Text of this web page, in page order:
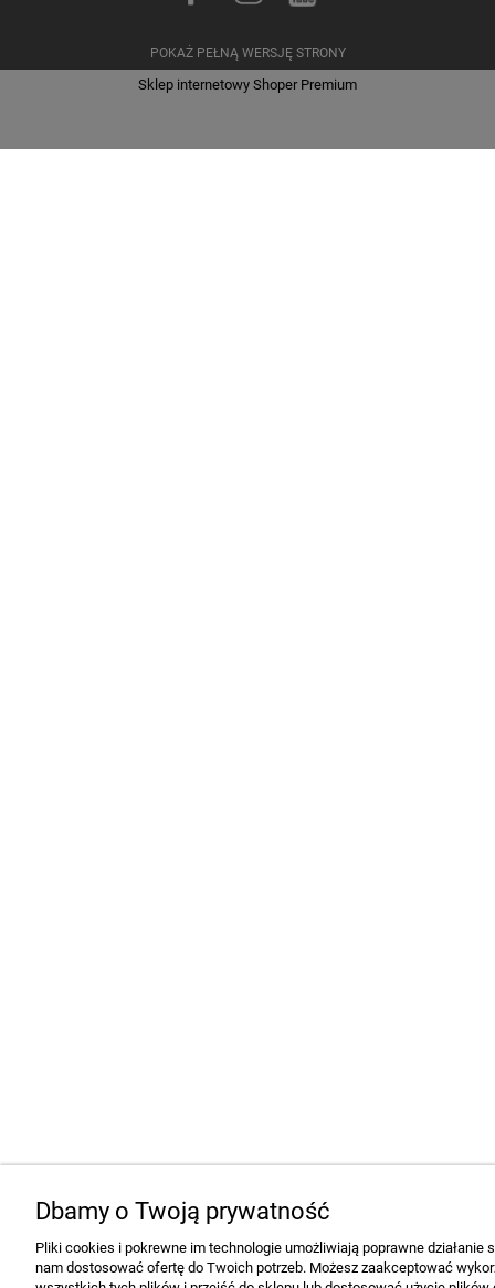
POKAŻ PEŁNĄ WERSJĘ STRONY
Sklep internetowy Shoper Premium
Dbamy o Twoją prywatność
Pliki cookies i pokrewne im technologie umożliwiają poprawne działanie
nam dostosować ofertę do Twoich potrzeb. Możesz zaakceptować